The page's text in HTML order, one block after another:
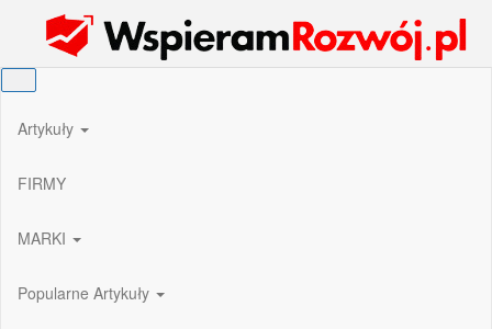
Wspieram Rozwój PL
Artykuły
FIRMY
MARKI
Popularne Artykuły